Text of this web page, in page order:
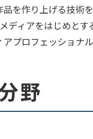
品を作り上げる技術
ディアをはじめと
アプロフェッショナ
野